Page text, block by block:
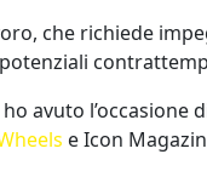
che richiede
avuto
e Icon